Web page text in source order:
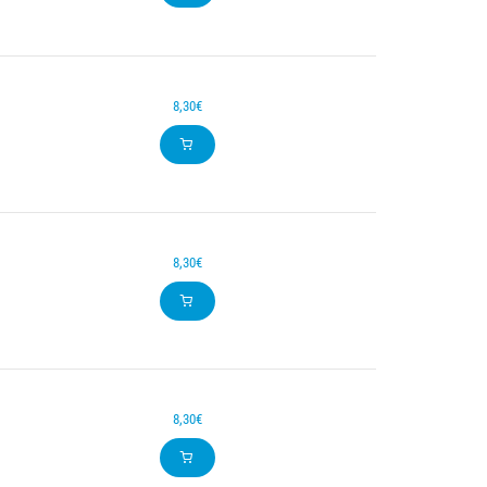
8,30€
8,30€
8,30€